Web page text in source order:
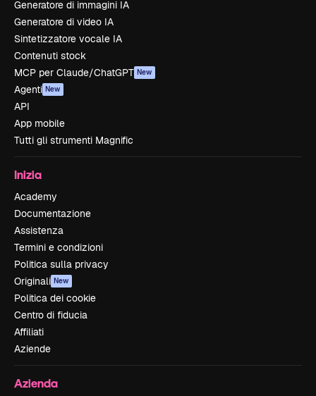
Generatore di immagini IA
Generatore di video IA
Sintetizzatore vocale IA
Contenuti stock
MCP per Claude/ChatGPT New
Agenti New
API
App mobile
Tutti gli strumenti Magnific
Inizia
Academy
Documentazione
Assistenza
Termini e condizioni
Politica sulla privacy
Originali New
Politica dei cookie
Centro di fiducia
Affiliati
Aziende
Azienda